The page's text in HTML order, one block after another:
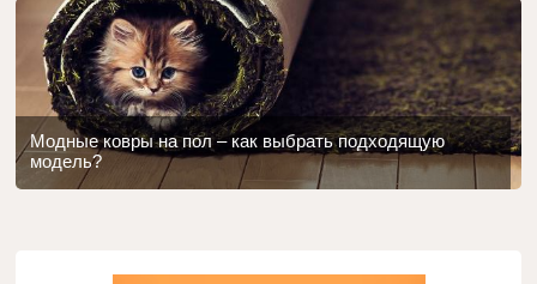
Модные ковры на пол – как выбрать подходящую
модель?